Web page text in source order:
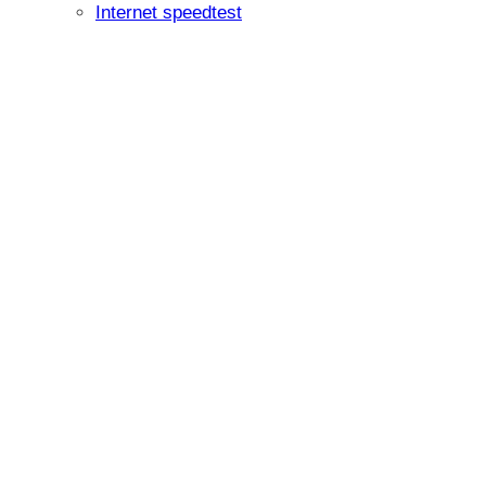
Internet speedtest